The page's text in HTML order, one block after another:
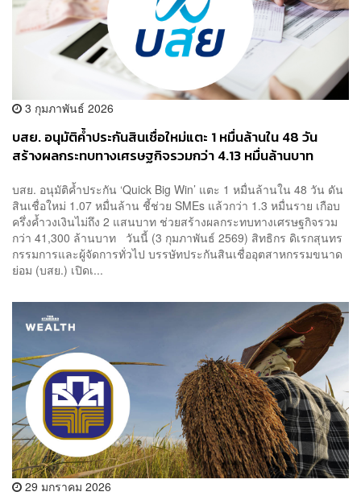
3 กุมภาพันธ์ 2026
บสย. อนุมัติค้ำประกันสินเชื่อใหม่แตะ 1 หมื่นล้านใน 48 วัน
สร้างผลกระทบทางเศรษฐกิจรวมกว่า 4.13 หมื่นล้านบาท
บสย. อนุมัติค้ำประกัน ‘Quick Big Win’ แตะ 1 หมื่นล้านใน 48 วัน ดัน
สินเชื่อใหม่ 1.07 หมื่นล้าน ชี้ช่วย SMEs แล้วกว่า 1.3 หมื่นราย เกือบ
ครึ่งค้ำวงเงินไม่ถึง 2 แสนบาท ช่วยสร้างผลกระทบทางเศรษฐกิจรวม
กว่า 41,300 ล้านบาท วันนี้ (3 กุมภาพันธ์ 2569) สิทธิกร ดิเรกสุนทร
กรรมการและผู้จัดการทั่วไป บรรษัทประกันสินเชื่ออุตสาหกรรมขนาด
ย่อม (บสย.) เปิดเ...
29 มกราคม 2026